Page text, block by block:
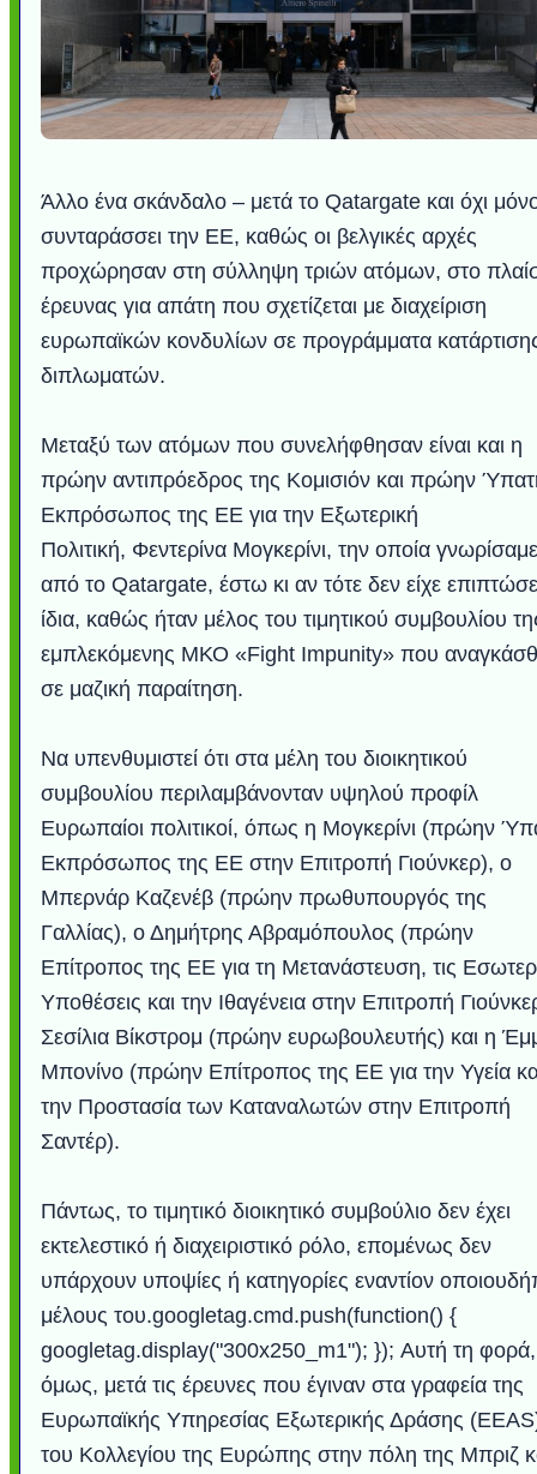
Άλλο ένα σκάνδαλο – μετά το Qatargate και όχι
συνταράσσει την ΕΕ, καθώς οι βελγικές αρχές
προχώρησαν στη σύλληψη τριών ατόμων, στο
έρευνας για απάτη που σχετίζεται με διαχείριση
ευρωπαϊκών κονδυλίων σε προγράμματα
διπλωματών.
Μεταξύ των ατόμων που συνελήφθησαν είναι και η
πρώην αντιπρόεδρος της Κομισιόν και πρώην
Εκπρόσωπος της ΕΕ για την Εξωτερική
Πολιτική, Φεντερίνα Μογκερίνι, την οποία
από το Qatargate, έστω κι αν τότε δεν είχε
ίδια, καθώς ήταν μέλος του τιμητικού συμβουλίου
εμπλεκόμενης ΜΚΟ «Fight Impunity» που
σε μαζική παραίτηση.
Να υπενθυμιστεί ότι στα μέλη του διοικητικού
συμβουλίου περιλαμβάνονταν υψηλού προφίλ
Ευρωπαίοι πολιτικοί, όπως η Μογκερίνι (πρώην
Εκπρόσωπος της ΕΕ στην Επιτροπή Γιούνκερ), ο
Μπερνάρ Καζενέβ (πρώην πρωθυπουργός της
Γαλλίας), ο Δημήτρης Αβραμόπουλος (πρώην
Επίτροπος της ΕΕ για τη Μετανάστευση, τις
Υποθέσεις και την Ιθαγένεια στην Επιτροπή
Σεσίλια Βίκστρομ (πρώην ευρωβουλευτής) και η
Μπονίνο (πρώην Επίτροπος της ΕΕ για την Υγεία
την Προστασία των Καταναλωτών στην Επιτροπή
Σαντέρ).
Πάντως, το τιμητικό διοικητικό συμβούλιο δεν έχει
εκτελεστικό ή διαχειριστικό ρόλο, επομένως δεν
υπάρχουν υποψίες ή κατηγορίες εναντίον
μέλους του.googletag.cmd.push(function() {
googletag.display("300x250_m1"); }); Αυτή τη φορά,
όμως, μετά τις έρευνες που έγιναν στα γραφεία της
Ευρωπαϊκής Υπηρεσίας Εξωτερικής Δράσης
του Κολλεγίου της Ευρώπης στην πόλη της Μπριζ
Ο αέρας του
τα μαλλιά
Ταξίδι στο
Διεθνής
Σταθμός: Ο
το παράθυρό
Μουσική από
Video:
καταιγίδα
Εντυπωσιακές
από
Abbey,Ταϊτή
Υποθαλάσσιο
στην
Η νέα
Αθήνας από το
που κάνει το
Ο Κομήτης του
φωτίσει τη Γη
κι απ' το
Συγκινητικό
λεοπάρδαλη
μωρό
Alesund: Μια
Νορβηγία που
Η γάτα και το